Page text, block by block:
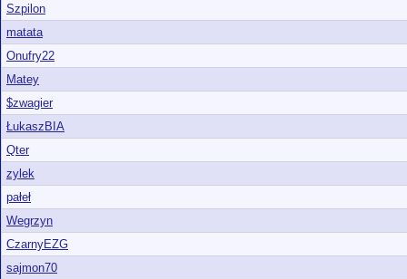
Szpilon
matata
Onufry22
Matey
$zwagier
ŁukaszBIA
Qter
zylek
pałeł
Wegrzyn
CzarnyEZG
sajmon70